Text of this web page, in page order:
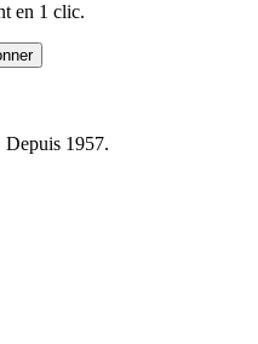
en 1 clic.
1957.